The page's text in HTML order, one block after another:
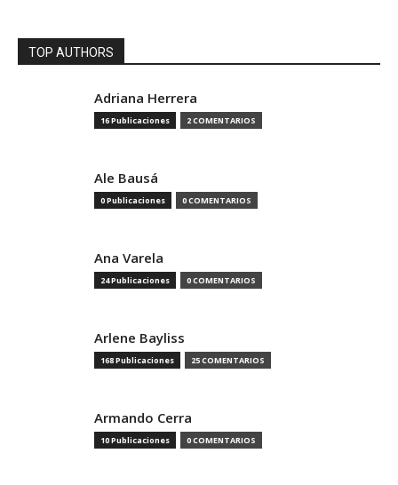
TOP AUTHORS
Adriana Herrera
16 Publicaciones 2 COMENTARIOS
Ale Bausá
0 Publicaciones 0 COMENTARIOS
Ana Varela
24 Publicaciones 0 COMENTARIOS
Arlene Bayliss
168 Publicaciones 25 COMENTARIOS
Armando Cerra
10 Publicaciones 0 COMENTARIOS